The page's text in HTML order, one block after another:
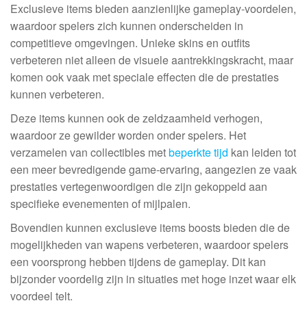
Exclusieve items bieden aanzienlijke gameplay-voordelen,
waardoor spelers zich kunnen onderscheiden in
competitieve omgevingen. Unieke skins en outfits
verbeteren niet alleen de visuele aantrekkingskracht, maar
komen ook vaak met speciale effecten die de prestaties
kunnen verbeteren.
Deze items kunnen ook de zeldzaamheid verhogen,
waardoor ze gewilder worden onder spelers. Het
verzamelen van collectibles metbeperkte tijd kan leiden tot
een meer bevredigende game-ervaring, aangezien ze vaak
prestaties vertegenwoordigen die zijn gekoppeld aan
specifieke evenementen of mijlpalen.
Bovendien kunnen exclusieve items boosts bieden die de
mogelijkheden van wapens verbeteren, waardoor spelers
een voorsprong hebben tijdens de gameplay. Dit kan
bijzonder voordelig zijn in situaties met hoge inzet waar elk
voordeel telt.